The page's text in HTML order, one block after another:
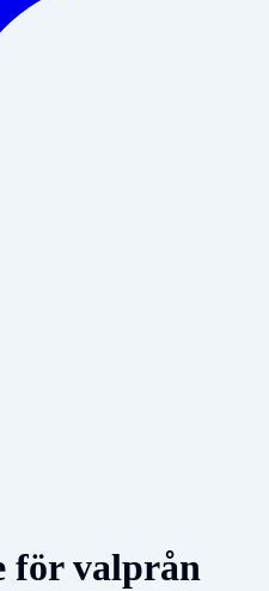
för valprån